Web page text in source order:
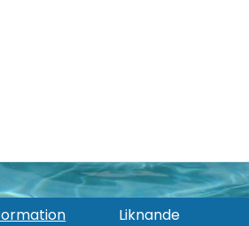
Liknande